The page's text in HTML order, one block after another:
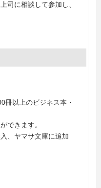
司に相談して参加し、
冊以上のビジネス本・
できます。
、ヤマサ文庫に追加